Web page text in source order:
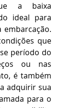
a baixa
ideal para
que
período do
ou nas
é também
adquirir sua
para o